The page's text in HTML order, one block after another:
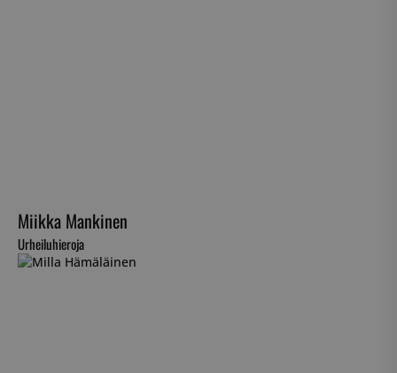
Miikka Mankinen
Urheiluhieroja